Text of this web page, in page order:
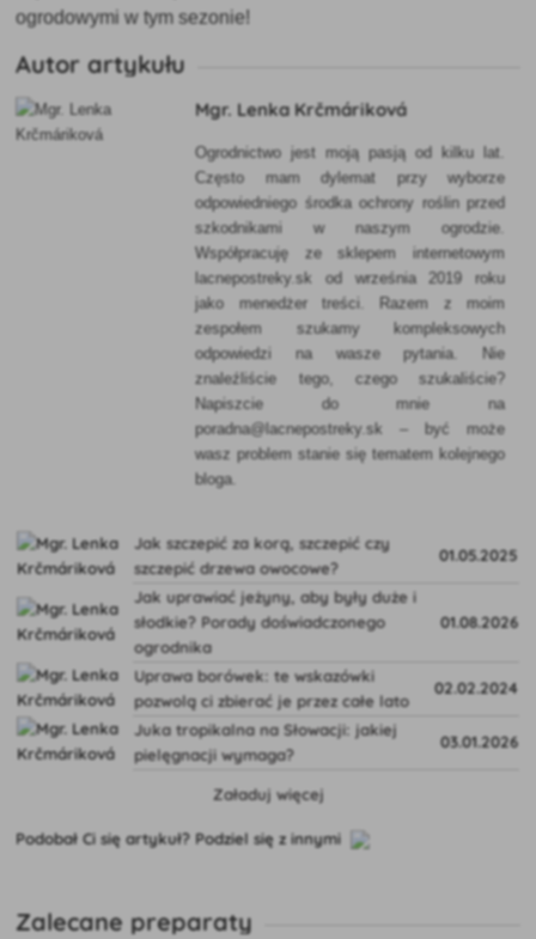
ogrodowymi w tym sezonie!
Autor artykułu
Mgr. Lenka Krčmáriková
Ogrodnictwo jest moją pasją od kilku lat.
Często mam dylemat przy wyborze
odpowiedniego środka ochrony roślin przed
szkodnikami w naszym ogrodzie.
Współpracuję ze sklepem internetowym
lacnepostreky.sk od września 2019 roku
jako menedżer treści. Razem z moim
zespołem szukamy kompleksowych
odpowiedzi na wasze pytania. Nie
znaleźliście tego, czego szukaliście?
Napiszcie do mnie na
poradna@lacnepostreky.sk – być może
wasz problem stanie się tematem kolejnego
bloga.
Jak szczepić za korą, szczepić czy
szczepić drzewa owocowe?
01.05.2025
Jak uprawiać jeżyny, aby były duże i
słodkie? Porady doświadczonego
ogrodnika
01.08.2026
Uprawa borówek: te wskazówki
pozwolą ci zbierać je przez całe lato
02.02.2024
Juka tropikalna na Słowacji: jakiej
pielęgnacji wymaga?
03.01.2026
Załaduj więcej
Podobał Ci się artykuł? Podziel się z innymi
Zalecane preparaty